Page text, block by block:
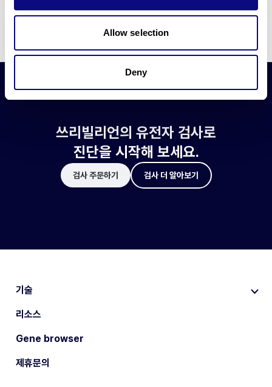
Allow selection
Deny
쓰리빌리언의 유전자 검사로
진단을 시작해 보세요.
검사 주문하기 검사 더 알아보기
기술
리소스
Gene browser
제휴문의